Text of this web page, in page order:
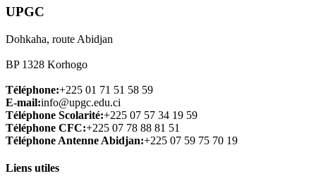
UPGC
Dohkaha, route Abidjan
BP 1328 Korhogo
Téléphone:+225 01 71 51 58 59
E-mail:info@upgc.edu.ci
Téléphone Scolarité:+225 07 57 34 19 59
Téléphone CFC:+225 07 78 88 81 51
Téléphone Antenne Abidjan:+225 07 59 75 70 19
Liens utiles